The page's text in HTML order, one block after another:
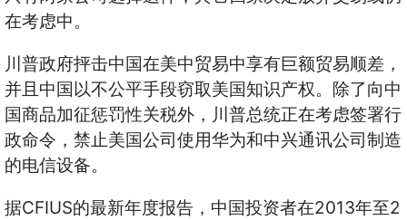
在考虑中。
川普政府抨击中国在美中贸易中享有巨额贸易顺差，
并且中国以不公平手段窃取美国知识产权。除了向中
国商品加征惩罚性关税外，川普总统正在考虑签署行
政命令，禁止美国公司使用华为和中兴通讯公司制造
的电信设备。
据CFIUS的最新年度报告，中国投资者在2013年至2